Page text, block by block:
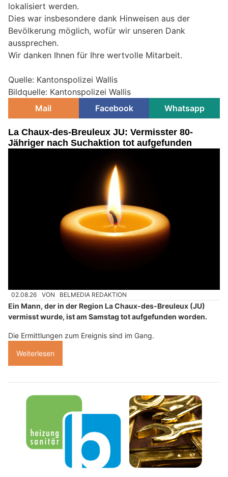
lokalisiert werden.
Dies war insbesondere dank Hinweisen aus der
Bevölkerung möglich, wofür wir unseren Dank
aussprechen.
Wir danken Ihnen für Ihre wertvolle Mitarbeit.
Quelle: Kantonspolizei Wallis
Bildquelle: Kantonspolizei Wallis
Mail
Facebook Whatsapp
La Chaux-des-Breuleux JU: Vermisster 80-
Jähriger nach Suchaktion tot aufgefunden
02.08.26 VON BELMEDIA REDAKTION
Ein Mann, der in der Region La Chaux-des-Breuleux (JU)
vermisst wurde, ist am Samstag tot aufgefunden worden.
Die Ermittlungen zum Ereignis sind im Gang.
Weiterlesen